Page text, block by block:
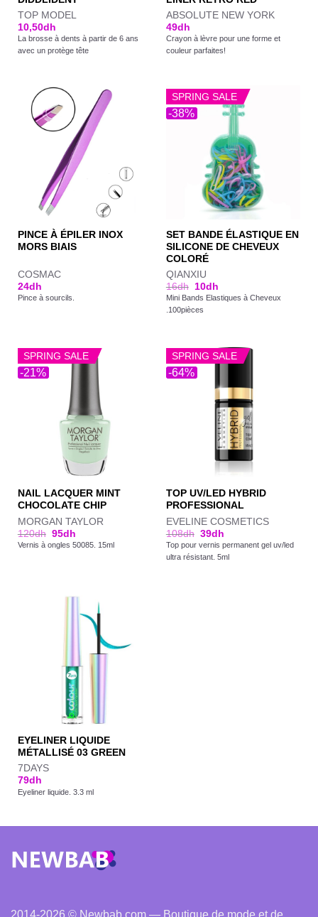
TOP MODEL
10,50dh
La brosse à dents à partir de 6 ans
avec un protège tête
ABSOLUTE NEW YORK
49dh
Crayon à lèvre pour une forme et
couleur parfaites!
PINCE À ÉPILER INOX
MORS BIAIS
COSMAC
24dh
Pince à sourcils.
-38%
SPRING SALE
SET BANDE ÉLASTIQUE EN
SILICONE DE CHEVEUX
COLORÉ
QIANXIU
16dh 10dh
Mini Bands Elastiques à Cheveux
.100pièces
-21%
SPRING SALE
NAIL LACQUER MINT
CHOCOLATE CHIP
MORGAN TAYLOR
120dh 95dh
Vernis à ongles 50085. 15ml
-64%
SPRING SALE
TOP UV/LED HYBRID
PROFESSIONAL
EVELINE COSMETICS
108dh 39dh
Top pour vernis permanent gel uv/led
ultra résistant. 5ml
EYELINER LIQUIDE
MÉTALLISÉ 03 GREEN
7DAYS
79dh
Eyeliner liquide. 3.3 ml